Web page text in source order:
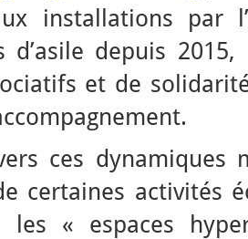
installations par
d’asile depuis
et de
ces dynamiques
certaines activités
les « espaces